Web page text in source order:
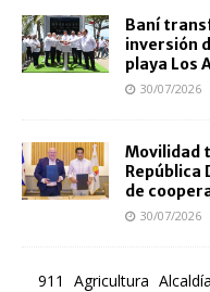
Baní
inversión
playa Los
30/07/2026
Movilidad
República
de
30/07/2026
911 Agricultura Alcaldía